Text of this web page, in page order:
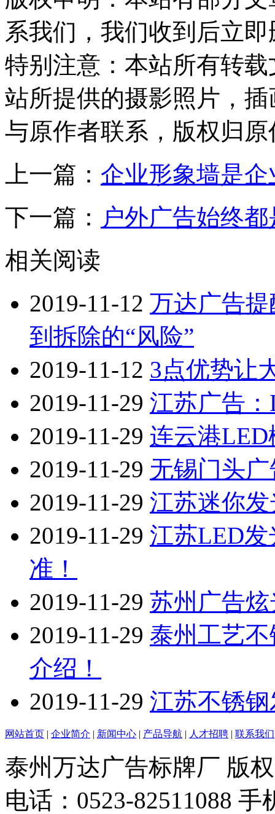
系我们，我们收到后立
特别注意： 本站所有转
站所提供的摄影照片，
与原作者联系，版权归
上一篇： 企业形象墙是
下一篇： 户外广告始终
相关阅读
2019-11-12 万达广告
到拆除的“风险”
2019-11-12 3点优势让
2019-11-29 江苏广告
2019-11-29 连云港
2019-11-29 无锡门头
2019-11-29 江苏迷你
2019-11-29 江苏LED
准！
2019-11-29 苏州广告
2019-11-29 泰州工艺
介绍！
2019-11-29 江苏不锈
网站首页 | 企业简介 | 新闻中心 | 产品导航 | 人才招聘 | 联系我们
泰州万达广告标牌厂 版
电话：0523-82511088 手